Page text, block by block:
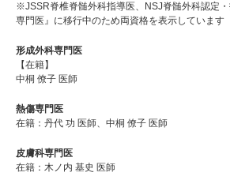
※JSSR脊椎脊髄外科指導医、NSJ脊髄外科認定
専門医』に移行中のため両資格を表示しています
形成外科専門医
【在籍】
中桐 僚子 医師
熱傷専門医
在籍：丹代 功 医師、中桐 僚子 医師
皮膚科専門医
在籍：木ノ内 基史 医師